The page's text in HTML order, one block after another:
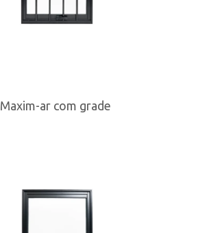
Maxim-ar com grade